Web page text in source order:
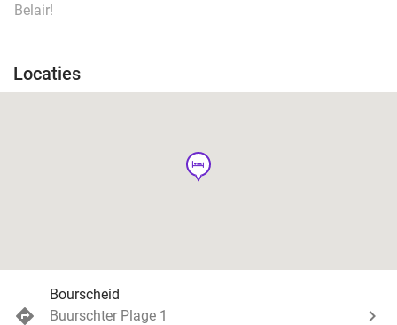
Belair!
Locaties
hotel
Bourscheid
Buurschter Plage 1